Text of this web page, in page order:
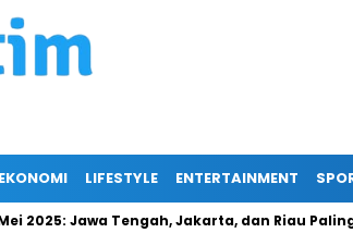
EKONOMI LIFESTYLE ENTERTAINMENT
Jawa Tengah, Jakarta, dan Riau Paling